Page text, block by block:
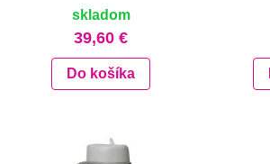
skladom
39,60 €
Do košíka